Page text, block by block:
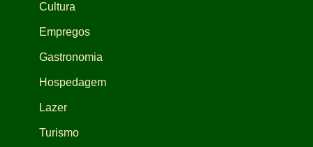
Cultura
Empregos
Gastronomia
Hospedagem
Lazer
Turismo